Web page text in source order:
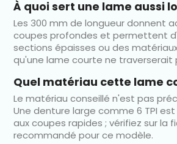
À quoi sert une lame aussi
Les 300 mm de longueur donnent
coupes profondes et permettent
sections épaisses ou des
qu'une lame courte ne traverserait
Quel matériau cette lame
Le matériau conseillé n'est pas
Une denture large comme 6 TPI
aux coupes rapides ; vérifiez sur la
recommandé pour ce modèle.